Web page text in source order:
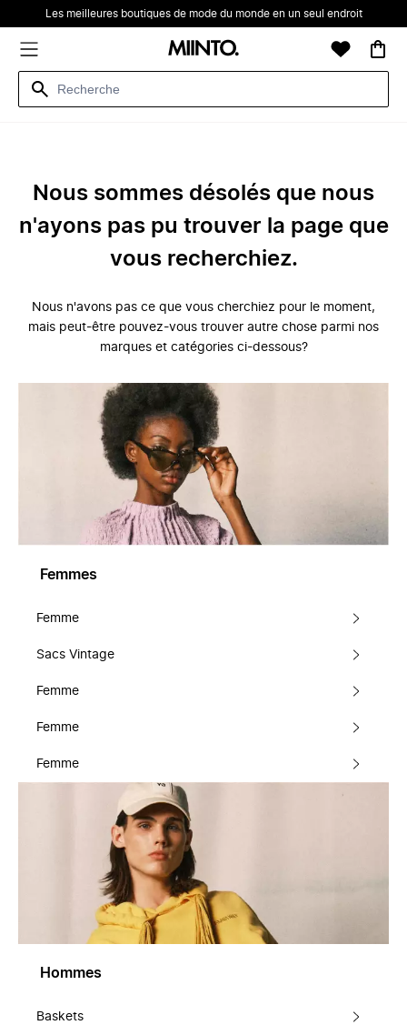
Les meilleures boutiques de mode du monde en un seul endroit
Nous sommes désolés que nous
n'ayons pas pu trouver la page que
vous recherchiez.
Nous n'avons pas ce que vous cherchiez pour le moment,
mais peut-être pouvez-vous trouver autre chose parmi nos
marques et catégories ci-dessous?
Femmes
Femme
Sacs Vintage
Femme
Femme
Femme
Hommes
Baskets